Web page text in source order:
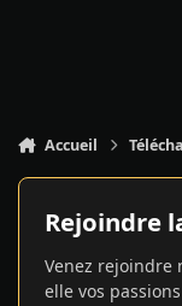
Accueil
Rejoindre
Venez rejoindre
elle vos